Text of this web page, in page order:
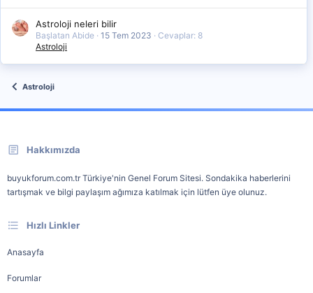
Astroloji neleri bilir
Başlatan Abide 15 Tem 2023
Cevaplar: 8
Astroloji
Astroloji
Hakkımızda
buyukforum.com.tr Türkiye'nin Genel Forum Sitesi. Sondakika haberlerini
tartışmak ve bilgi paylaşım ağımıza katılmak için lütfen üye olunuz.
Hızlı Linkler
Anasayfa
Forumlar